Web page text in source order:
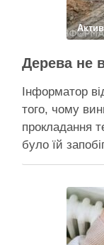
Інформатор
того, чому
прокладання
було їй
дерев триває,
суботу, 8
почалася